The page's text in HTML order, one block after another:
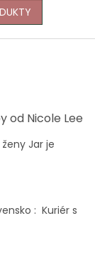
od Nicole Lee
Jar je
: Kuriér s